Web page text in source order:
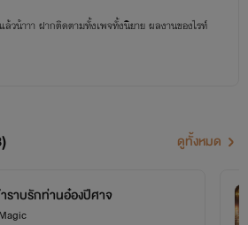
วน้าาา ฝากติดตามทั้งเพจทั้งนิยาย ผลงานของไรท์
(8) ดูทั้งหมด
ราบรักท่านอ๋องปีศาจ